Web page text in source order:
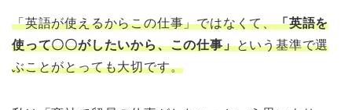
「英語が使えるからこの仕事」ではなくて、「英語を
使って〇〇がしたいから、この仕事」という基準で選
ぶことがとっても大切です。